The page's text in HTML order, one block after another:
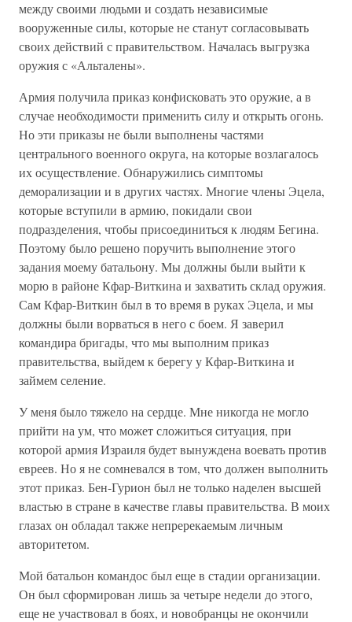
между своими людьми и создать независимые
вооруженные силы, которые не станут согласовывать
своих действий с правительством. Началась выгрузка
оружия с «Альталены».
Армия получила приказ конфисковать это оружие, а в
случае необходимости применить силу и открыть огонь.
Но эти приказы не были выполнены частями
центрального военного округа, на которые возлагалось
их осуществление. Обнаружились симптомы
деморализации и в других частях. Многие члены Эцела,
которые вступили в армию, покидали свои
подразделения, чтобы присоединиться к людям Бегина.
Поэтому было решено поручить выполнение этого
задания моему батальону. Мы должны были выйти к
морю в районе Кфар-Виткина и захватить склад оружия.
Сам Кфар-Виткин был в то время в руках Эцела, и мы
должны были ворваться в него с боем. Я заверил
командира бригады, что мы выполним приказ
правительства, выйдем к берегу у Кфар-Виткина и
займем селение.
У меня было тяжело на сердце. Мне никогда не могло
прийти на ум, что может сложиться ситуация, при
которой армия Израиля будет вынуждена воевать против
евреев. Но я не сомневался в том, что должен выполнить
этот приказ. Бен-Гурион был не только наделен высшей
властью в стране в качестве главы правительства. В моих
глазах он обладал также непререкаемым личным
авторитетом.
Мой батальон командос был еще в стадии организации.
Он был сформирован лишь за четыре недели до этого,
еще не участвовал в боях, и новобранцы не окончили